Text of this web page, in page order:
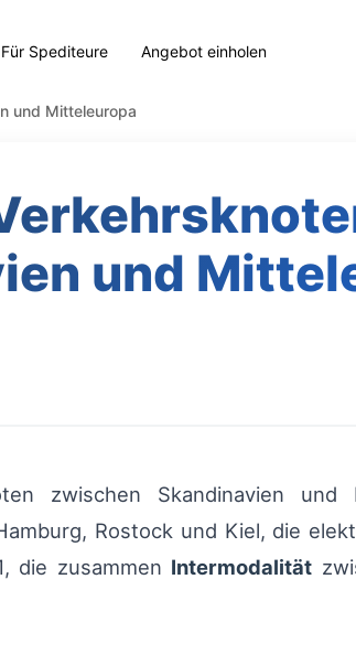
Für Spediteure Angebot einholen
und Mitteleuropa
und
zwischen Skandinavien und
Rostock und Kiel, die
die zusammen Intermodalität